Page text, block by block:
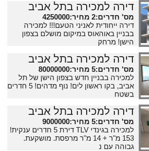
דירה למכירה בתל אביב
מס' חדרים:2 מחיר:4250000
דירה ייחודית לאניני הטעם!!! למכירה
בבניין באוהאוס במיקום מושלם בצפון
הישן! מרחק
דירה למכירה בתל אביב
מס' חדרים:5 מחיר:80000000
למכירה בבניין חדש בצפון הישן של תל
אביב, בקו ראשון לים! נוף מדהים! 5 חדרים
בשטח
דירה למכירה בתל אביב
מס' חדרים:5 מחיר:9000000
למכירה בגינדי TLV דירת 5 חדרים ענקית!
153 מ"ר + 14 מ"ר מרפסת. מושקעת.
גבוהה עם נ